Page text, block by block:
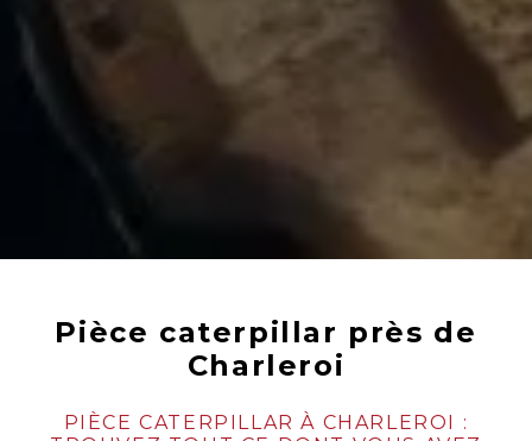
Pièce caterpillar près de
Charleroi
PIÈCE CATERPILLAR À CHARLEROI :